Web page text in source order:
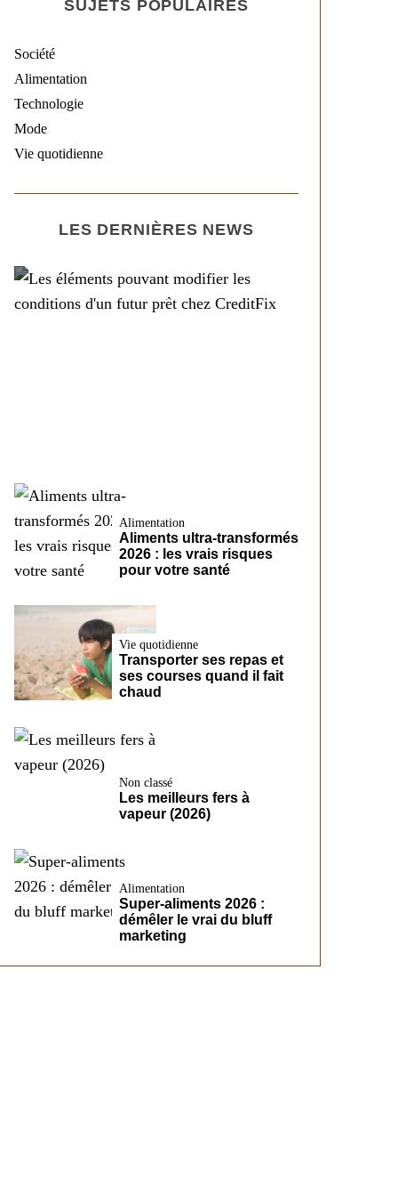
SUJETS POPULAIRES
Société
Alimentation
Technologie
Mode
Vie quotidienne
LES DERNIÈRES NEWS
Société
Alimentation
Aliments ultra-transformés
2026 : les vrais risques
pour votre santé
Vie quotidienne
Transporter ses repas et
ses courses quand il fait
chaud
Non classé
Les meilleurs fers à
vapeur (2026)
Alimentation
Super-aliments 2026 :
démêler le vrai du bluff
marketing